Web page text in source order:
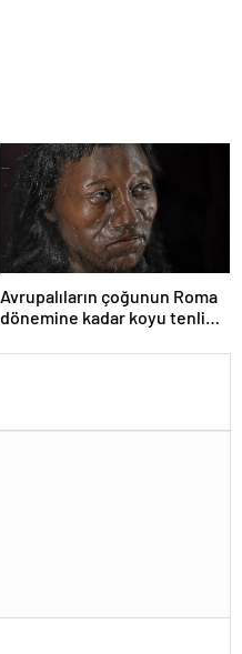
Avrupalıların çoğunun Roma
dönemine kadar koyu tenli